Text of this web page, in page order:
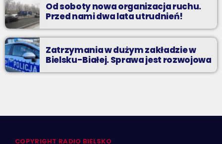
Od soboty nowa organizacja ruchu.
Przed nami dwa lata utrudnień!
Zatrzymania w dużym zakładzie w
Bielsku-Białej. Sprawa jest rozwojowa
COPYRIGHT RADIO BIELSKO